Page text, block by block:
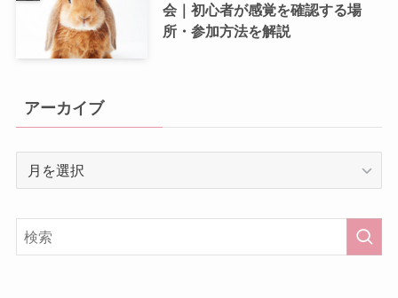
会｜初心者が感覚を確認する場
所・参加方法を解説
アーカイブ
イ